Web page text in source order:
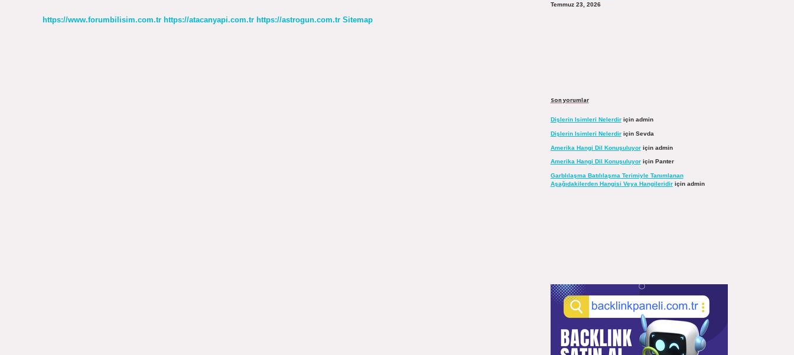
https://www.forumbilisim.com.tr https://atacanyapi.com.tr https://astrogun.com.tr Sitemap
Temmuz 23, 2026
Son yorumlar
Dişlerin Isimleri Nelerdiriçin admin
Dişlerin Isimleri Nelerdiriçin Sevda
Amerika Hangi Dil Konuşuluyoriçin admin
Amerika Hangi Dil Konuşuluyoriçin Panter
Garblılaşma Batılılaşma Terimiyle Tanımlanan
Aşağıdakilerden Hangisi Veya Hangileridiriçin admin